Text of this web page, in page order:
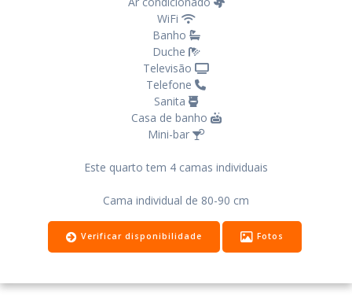
WiFi
Banho
Duche
Televisão
Telefone
Sanita
Casa de banho
Mini-bar
Este quarto tem 4 camas individuais
Cama individual de 80-90 cm
Verificar disponibilidade Fotos